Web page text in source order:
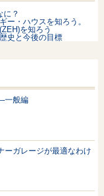
に？
ー・ハウスを知ろう。
を知ろう
史と今後の目標
一般編
ーガレージが最適なわけ